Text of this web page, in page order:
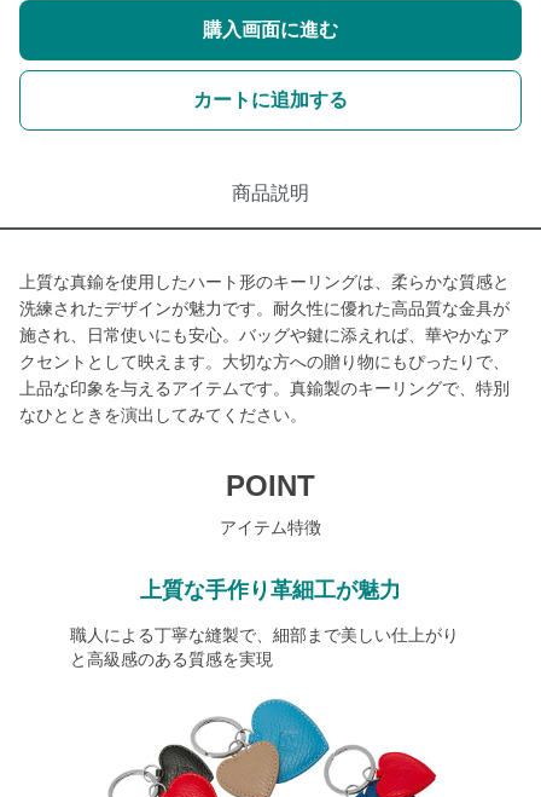
購入画面に進む
カートに追加する
商品説明
上質な真鍮を使用したハート形のキーリングは、柔らかな質感と
洗練されたデザインが魅力です。耐久性に優れた高品質な金具が
施され、日常使いにも安心。バッグや鍵に添えれば、華やかなア
クセントとして映えます。大切な方への贈り物にもぴったりで、
上品な印象を与えるアイテムです。真鍮製のキーリングで、特別
なひとときを演出してみてください。
POINT
アイテム特徴
上質な手作り革細工が魅力
職人による丁寧な縫製で、細部まで美しい仕上がり
と高級感のある質感を実現